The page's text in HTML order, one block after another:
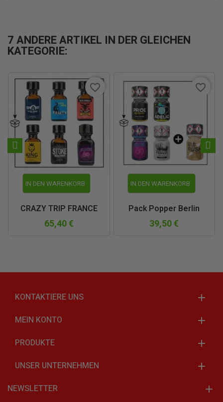
7 ANDERE ARTIKEL IN DER GLEICHEN
KATEGORIE:
IN DEN WARENKORB
CRAZY TRIP FRANCE
65,40 €
favorite_border
IN DEN WARENKORB
Pack Popper Berlin
39,50 €
favorite_border
KONTAKTIERE UNS
MEIN KONTO
PRODUKTE
UNSER UNTERNEHMEN
NEWSLETTER